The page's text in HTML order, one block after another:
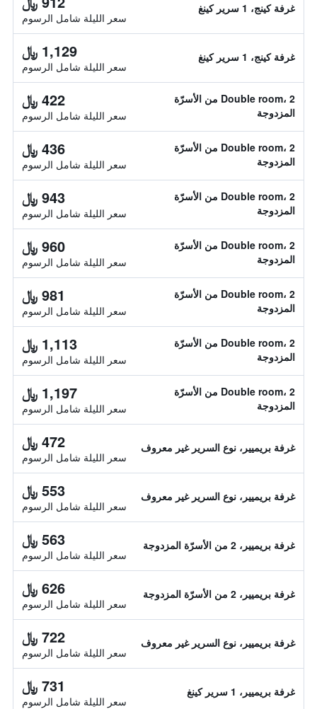
غرفة كينج، 1 سرير كينغ
سعر الليلة شامل الرسوم
غرفة كينج، 1 سرير كينغ 1,129 ﷼
سعر الليلة شامل الرسوم
Double room، 2 من الأسرّة
المزدوجة
422 ﷼
سعر الليلة شامل الرسوم
Double room، 2 من الأسرّة
المزدوجة
436 ﷼
سعر الليلة شامل الرسوم
Double room، 2 من الأسرّة
المزدوجة
943 ﷼
سعر الليلة شامل الرسوم
Double room، 2 من الأسرّة
المزدوجة
960 ﷼
سعر الليلة شامل الرسوم
Double room، 2 من الأسرّة
المزدوجة
981 ﷼
سعر الليلة شامل الرسوم
Double room، 2 من الأسرّة
المزدوجة
1,113 ﷼
سعر الليلة شامل الرسوم
Double room، 2 من الأسرّة
المزدوجة
1,197 ﷼
سعر الليلة شامل الرسوم
غرفة بريميير، نوع السرير غير معروف 472 ﷼
سعر الليلة شامل الرسوم
غرفة بريميير، نوع السرير غير معروف 553 ﷼
سعر الليلة شامل الرسوم
غرفة بريميير، 2 من الأسرّة المزدوجة 563 ﷼
سعر الليلة شامل الرسوم
غرفة بريميير، 2 من الأسرّة المزدوجة 626 ﷼
سعر الليلة شامل الرسوم
غرفة بريميير، نوع السرير غير معروف 722 ﷼
سعر الليلة شامل الرسوم
غرفة بريميير، 1 سرير كينغ 731 ﷼
سعر الليلة شامل الرسوم